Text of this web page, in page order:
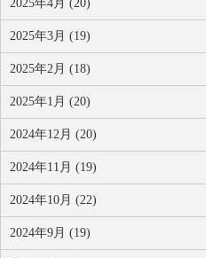
2025年4月 (20)
2025年3月 (19)
2025年2月 (18)
2025年1月 (20)
2024年12月 (20)
2024年11月 (19)
2024年10月 (22)
2024年9月 (19)